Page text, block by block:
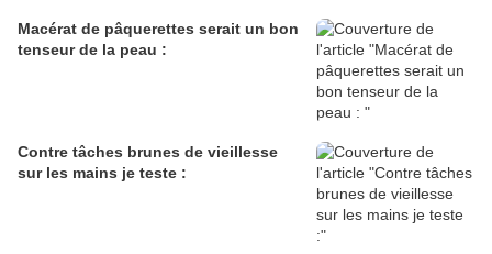
Macérat de pâquerettes serait un bon
tenseur de la peau :
Contre tâches brunes de vieillesse
sur les mains je teste :